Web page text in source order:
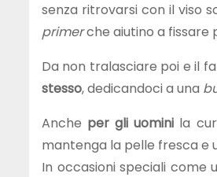
senza ritrovarsi con il viso
primerche aiutino a fissare
Da non tralasciare poi e il
stesso, dedicandoci a una
Anche per gli uomini la
mantenga la pelle fresca e
In occasioni speciali